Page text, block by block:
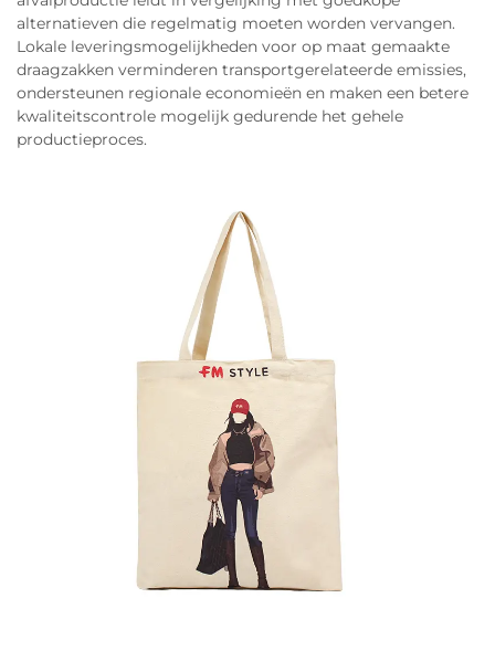
alternatieven die regelmatig moeten worden vervangen.
Lokale leveringsmogelijkheden voor op maat gemaakte
draagzakken verminderen transportgerelateerde emissies,
ondersteunen regionale economieën en maken een betere
kwaliteitscontrole mogelijk gedurende het gehele
productieproces.